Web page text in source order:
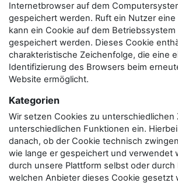
Internetbrowser auf dem
gespeichert werden. Ruft ein Nutzer eine
kann ein Cookie auf dem
gespeichert werden. Dieses Cookie
charakteristische Zeichenfolge, die eine
Identifizierung des Browsers beim
Website ermöglicht.
Kategorien
Wir setzen Cookies zu unterschiedlichen
unterschiedlichen Funktionen ein.
danach, ob der Cookie technisch
wie lange er gespeichert und verwendet
durch unsere Plattform selbst oder
welchen Anbieter dieses Cookie gesetzt